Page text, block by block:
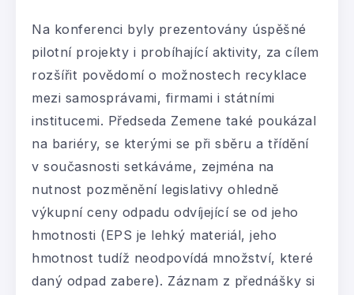
Na konferenci byly prezentovány úspěšné
pilotní projekty i probíhající aktivity, za cílem
rozšířit povědomí o možnostech recyklace
mezi samosprávami, firmami i státními
institucemi. Předseda Zemene také poukázal
na bariéry, se kterými se při sběru a třídění
v současnosti setkáváme, zejména na
nutnost pozměnění legislativy ohledně
výkupní ceny odpadu odvíjející se od jeho
hmotnosti (EPS je lehký materiál, jeho
hmotnost tudíž neodpovídá množství, které
daný odpad zabere). Záznam z přednášky si